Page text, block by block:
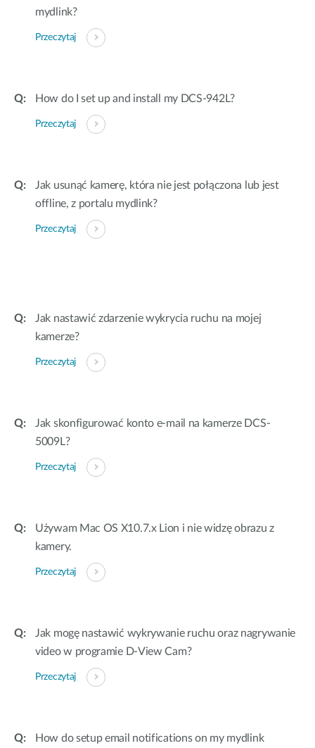
mydlink?
Przeczytaj
How do I set up and install my DCS-942L?
Przeczytaj
Jak usunąć kamerę, która nie jest połączona lub jest
offline, z portalu mydlink?
Przeczytaj
Jak nastawić zdarzenie wykrycia ruchu na mojej
kamerze?
Przeczytaj
Jak skonfigurować konto e-mail na kamerze DCS-
5009L?
Przeczytaj
Używam Mac OS X10.7.x Lion i nie widzę obrazu z
kamery.
Przeczytaj
Jak mogę nastawić wykrywanie ruchu oraz nagrywanie
video w programie D-View Cam?
Przeczytaj
How do setup email notifications on my mydlink